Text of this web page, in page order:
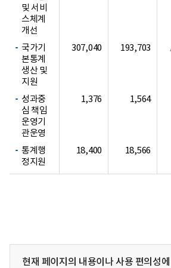
및 서비
스체계
개선
국가기
본통계
생산 및
지원
307,040 193,703
성과중
심 책임
운영기
관운영
1,376 1,564
통계행
정지원
18,400 18,566
현재 페이지의 내용이나 사용 편의성